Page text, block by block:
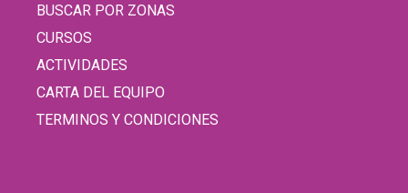
BUSCAR POR ZONAS
CURSOS
ACTIVIDADES
CARTA DEL EQUIPO
TERMINOS Y CONDICIONES